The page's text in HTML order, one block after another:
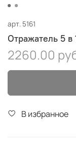
арт. 5161
Отражатель 5 в
2260.00
В избранное